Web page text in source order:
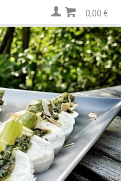
0,00 €